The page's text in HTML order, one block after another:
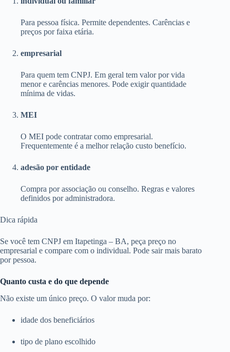
Para pessoa física. Permite dependentes. Carências e
preços por faixa etária.
empresarial
Para quem tem CNPJ. Em geral tem valor por vida
menor e carências menores. Pode exigir quantidade
mínima de vidas.
MEI
O MEI pode contratar como empresarial.
Frequentemente é a melhor relação custo benefício.
adesão por entidade
Compra por associação ou conselho. Regras e valores
definidos por administradora.
Dica rápida
Se você tem CNPJ em Itapetinga – BA, peça preço no
empresarial e compare com o individual. Pode sair mais barato
por pessoa.
Quanto custa e do que depende
Não existe um único preço. O valor muda por:
idade dos beneficiários
tipo de plano escolhido